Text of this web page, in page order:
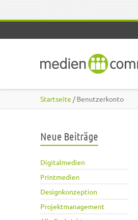
Startseite / Benutzerkonto
Neue Beiträge
Digitalmedien
Printmedien
Designkonzeption
Projektmanagement